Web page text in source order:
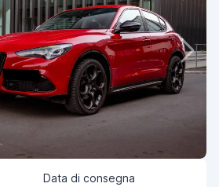
Data di consegna